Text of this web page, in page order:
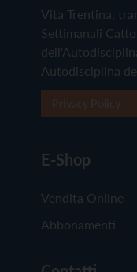
Vita Trentina,
Settimanali
Autodisciplina
E-Shop
Vendita Online
Abbonamenti